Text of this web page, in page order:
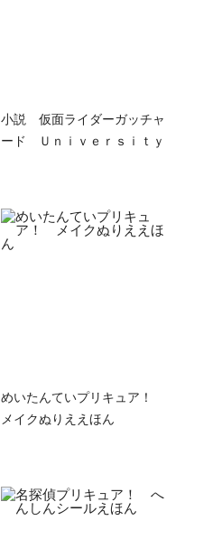
小説 仮面ライダーガッチャ
ード Ｕｎｉｖｅｒｓｉｔｙ
めいたんていプリキュア！
メイクぬりええほん